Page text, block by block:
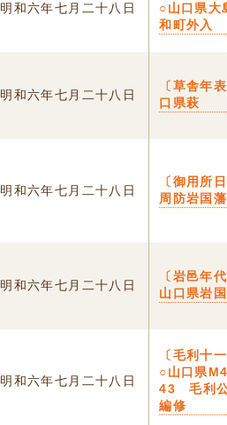
明和六年七月二十八日
○山口県大
和町外入
明和六年七月二十八日
〔草舎年
口県萩
明和六年七月二十八日
〔御用所
周防岩国藩
明和六年七月二十八日
〔岩邑年
山口県岩国
明和六年七月二十八日
〔毛利十
○山口県
43 毛利
編修